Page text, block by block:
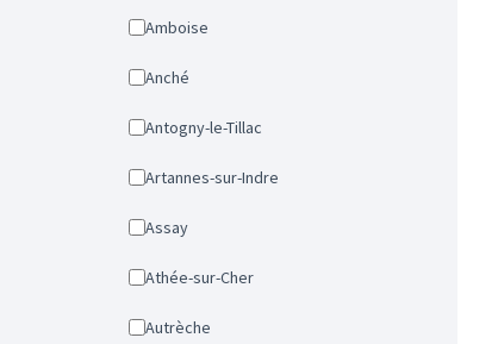
Amboise
Anché
Antogny-le-Tillac
Artannes-sur-Indre
Assay
Athée-sur-Cher
Autrèche